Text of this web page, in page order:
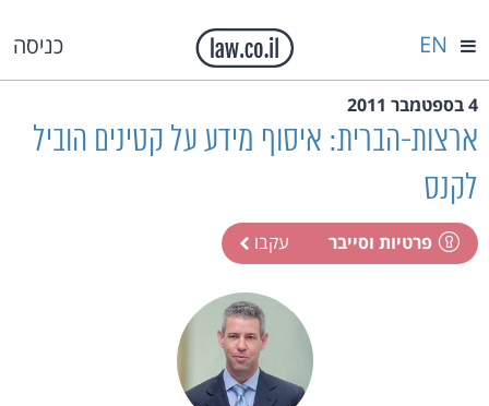
כניסה EN
4 בספטמבר 2011
ארצות-הברית: איסוף מידע על קטינים הוביל
לקנס
פרטיות וסייבר עקבו